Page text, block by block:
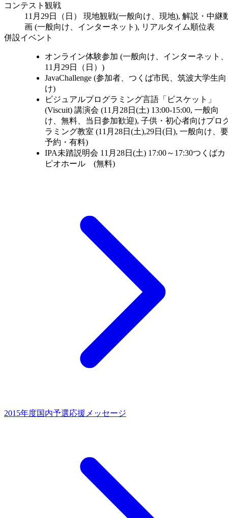
コンテスト観戦
11月29日（日） 現地観戦(一般向け、現地), 解説・中継
画 (一般向け、インターネット), リアルタイム順位表
併設イベント
オンライン体験参加 (一般向け、インターネット、
11月29日（日）)
JavaChallenge (参加者、つくば市民、筑波大学生向
け)
ビジュアルプログラミング言語「ビスケット」
(Viscuit) 講演会 (11月28日(土) 13:00-15:00, 一般向
け、無料、当日参加歓迎), 子供・初心者向けプロ
ラミング教室 (11月28日(土),29日(日), 一般向け、要
予約・有料)
IPA未踏説明会 11月28日(土) 17:00～17:30つくばカ
ピオホール (無料)
2015年度国内予選応援メッセージ